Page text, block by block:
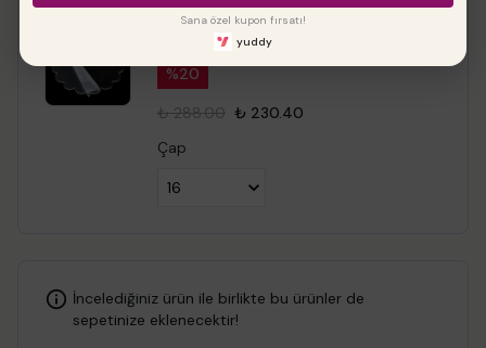
papatyapleksi
%20
₺ 288.00 ₺ 230.40
Çap
İncelediğiniz ürün ile birlikte bu ürünler de
sepetinize eklenecektir!
Sana özel kupon fırsatı!
yuddy